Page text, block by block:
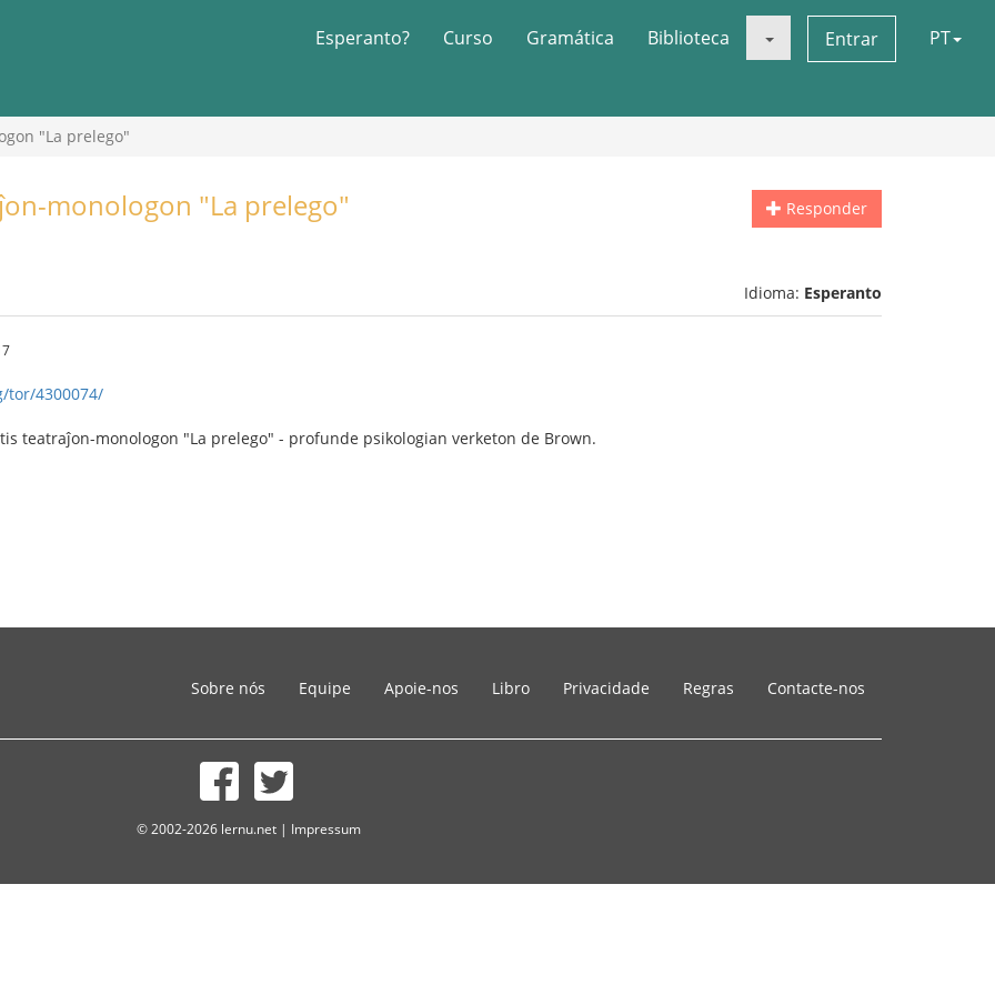
Esperanto? Curso Gramática Biblioteca Entrar PT
"La prelego"
Responder
monologon "La prelego"
Idioma: Esperanto
tor/4300074/
teatraĵon-monologon "La prelego" - profunde psikologian verketon de Brown.
Sobre nós Equipe Apoie-nos Libro Privacidade Regras Contacte-nos
© 2002-2026 lernu.net | Impressum